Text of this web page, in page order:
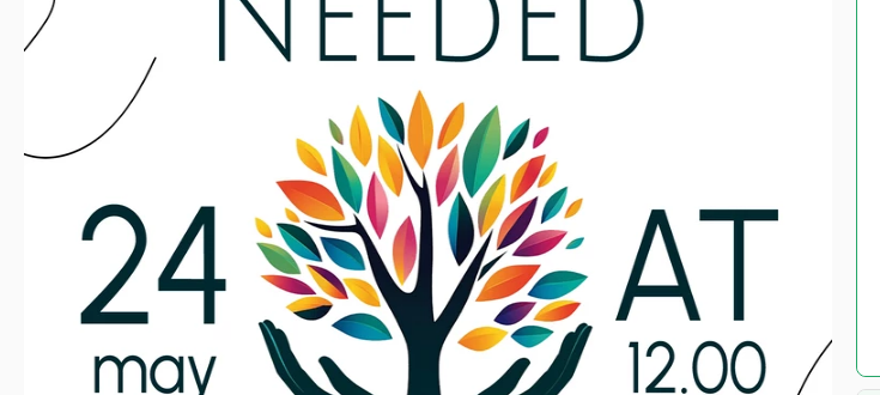
Statistiques d’utilisation
1 téléchargements ce mois-ci